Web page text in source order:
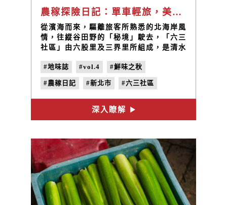
農稼探險日記：單車輕旅，美人山下的田園時光
從濱海而來，驅離旅客所熟悉的北海岸風
情，往縱谷田野的「秘境」駛去，「六三
社區」由六股里及三界里所組成，是清水
豐富的生物多樣性，以及臺灣特有種，磺
溪礦物質含量高，溪床被染成特殊的金黃
色，形成少見且特殊的自然景觀。善用地
利條件，「六三社區」水圳遍佈，因屬北
海岸的火山地質，半砂質黏土，土質鬆軟
且排水良好，產出的地瓜擁有與眾不同的
鵑花供應地，是生產力旺盛的田莊。
#地味誌 #vol.4 #鮮味之秋
#農稼日記 #新北市 #六三社區
#六股里 #三界里 #聖德宮
#地瓜 #茭白筍
#金山舊機場遺址 #洗衣亭 #水水田莊
深入瞭解